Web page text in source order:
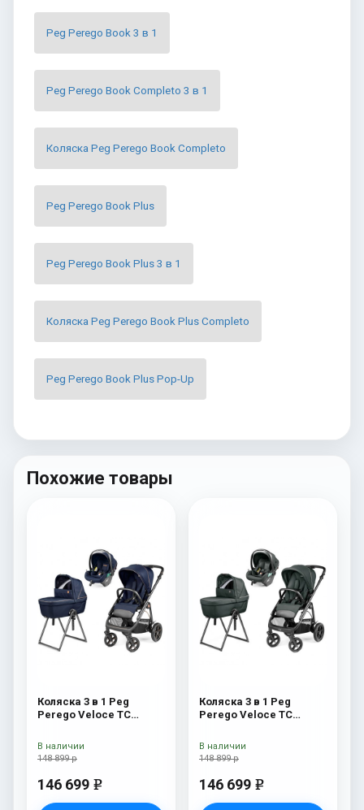
Peg Perego Book 3 в 1
Peg Perego Book Completo 3 в 1
Коляска Peg Perego Book Completo
Peg Perego Book Plus
Peg Perego Book Plus 3 в 1
Коляска Peg Perego Book Plus Completo
Peg Perego Book Plus Pop-Up
Похожие товары
Коляска 3 в 1 Peg
Perego Veloce TC
Shine New
148 899 р
146 699 e
В наличии
Коляска 3 в 1 Peg
Perego Veloce TC
New
148 899 р
146 699 e
В наличии